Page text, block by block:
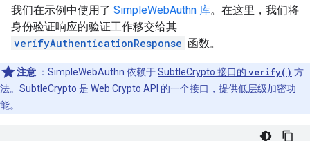
我们在示例中使用了 SimpleWebAuthn 库。在这里，我们将
身份验证响应的验证工作移交给其
verifyAuthenticationResponse 函数。
注意 ：SimpleWebAuthn 依赖于SubtleCrypto 接口的 verify() 方
法。SubtleCrypto 是 Web Crypto API 的一个接口，提供低层级加密功
能。